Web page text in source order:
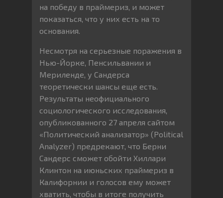
на победу в праймериз, и может
показаться, что у них есть на то
основания.
Несмотря на серьезные поражения в
Нью-Йорке, Пенсильвании и
Мериленде, у Сандерса
теоретически шансы еще есть.
Результаты неофициального
социологического исследования,
опубликованного 27 апреля сайтом
«Политический анализатор» (Political
Analyzer) предрекают, что Берни
Сандерс сможет обойти Хиллари
Клинтон на июньских праймериз в
Калифорнии и голосов ему может
хватить, чтобы в итоге получить